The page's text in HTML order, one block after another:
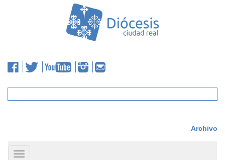
Archivo
Toggle